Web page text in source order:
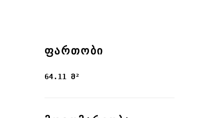
ᲤᲐᲠᲗᲝᲑᲘ
64.11 მ²